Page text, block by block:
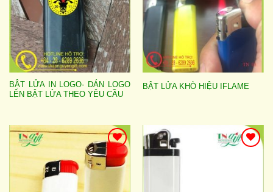
BẬT LỬA IN LOGO- DÁN LOGO
LÊN BẬT LỬA THEO YÊU CẦU
BẬT LỬA KHÒ HIỆU IFLAME
Add to
wishlist